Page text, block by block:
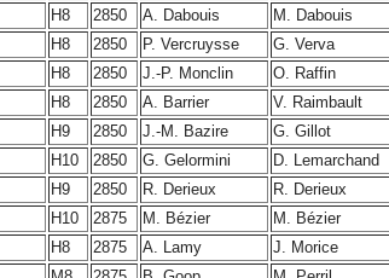
H8 2850 A. Dabouis M. Dabouis
H8 2850 P. Vercruysse G. Verva
H8 2850 J.-P. Monclin O. Raffin
H8 2850 A. Barrier V. Raimbault
H9 2850 J.-M. Bazire G. Gillot
H10 2850 G. Gelormini D. Lemarchand
H9 2850 R. Derieux R. Derieux
H10 2875 M. Bézier M. Bézier
H8 2875 A. Lamy J. Morice